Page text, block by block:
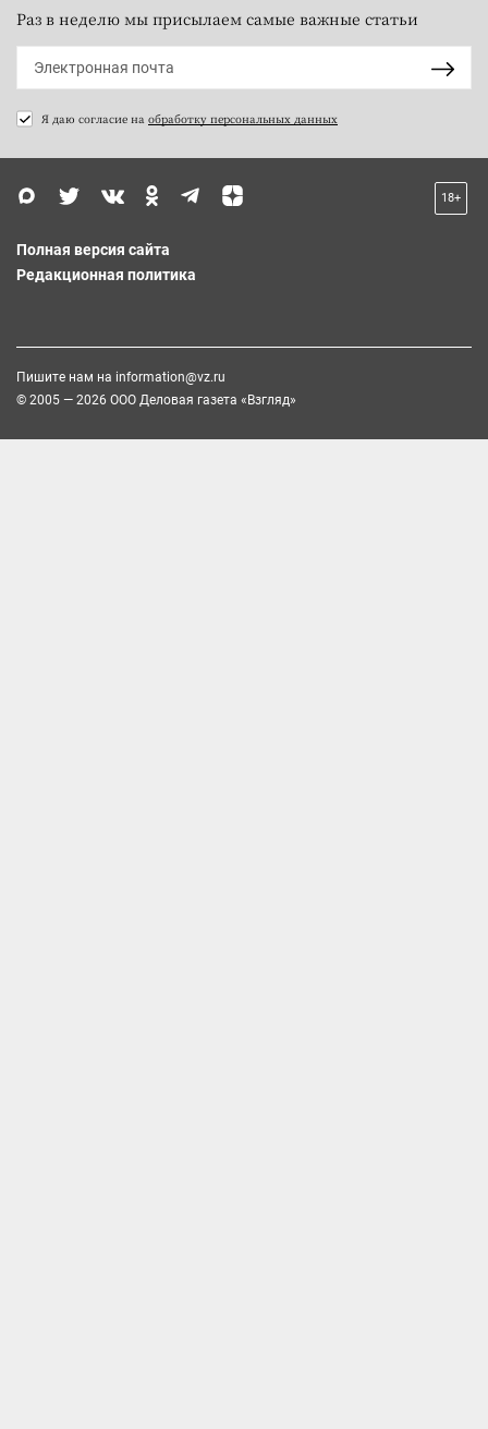
Раз в неделю мы присылаем самые важные статьи
Я даю согласие на обработку персональных данных
18+
Полная версия сайта
Редакционная политика
Пишите нам на information@vz.ru
© 2005 — 2026 ООО Деловая газета «Взгляд»